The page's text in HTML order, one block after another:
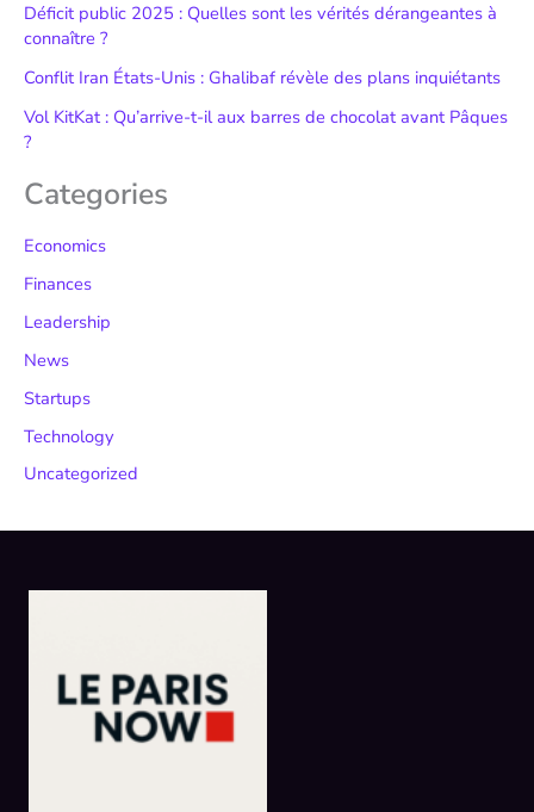
Déficit public 2025 : Quelles sont les vérités dérangeantes à
connaître ?
Conflit Iran États-Unis : Ghalibaf révèle des plans inquiétants
Vol KitKat : Qu’arrive-t-il aux barres de chocolat avant Pâques
?
Categories
Economics
Finances
Leadership
News
Startups
Technology
Uncategorized